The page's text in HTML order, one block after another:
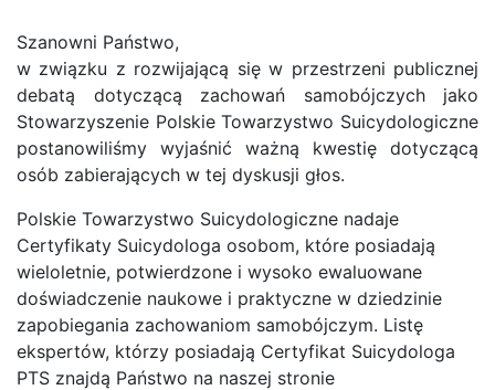
Szanowni Państwo,
w związku z rozwijającą się w przestrzeni publicznej
debatą dotyczącą zachowań samobójczych jako
Stowarzyszenie Polskie Towarzystwo Suicydologiczne
postanowiliśmy wyjaśnić ważną kwestię dotyczącą
osób zabierających w tej dyskusji głos.
Polskie Towarzystwo Suicydologiczne nadaje
Certyfikaty Suicydologa osobom, które posiadają
wieloletnie, potwierdzone i wysoko ewaluowane
doświadczenie naukowe i praktyczne w dziedzinie
zapobiegania zachowaniom samobójczym. Listę
ekspertów, którzy posiadają Certyfikat Suicydologa
PTS znajdą Państwo na naszej stronie